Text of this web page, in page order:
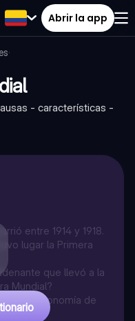
Abrir la app
·
- características -
entre 1914 y 1918.
lugar la Primera
que llevó a la
Mundial?
la economía de